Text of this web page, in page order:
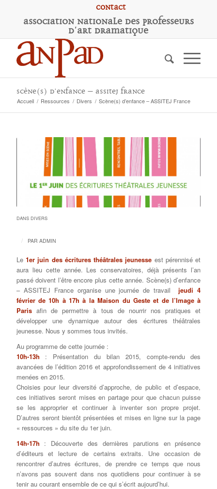
Contact
Association Nationale des Professeurs
d'Art Dramatique
Scène(s) d’enfance – ASSITEJ France
Accueil / Ressources / Divers / Scène(s) d’enfance – ASSITEJ France
DANS DIVERS
/ PAR ADMIN
Le 1er juin des écritures théâtrales jeunesse est pérennisé et
aura lieu cette année. Les conservatoires, déjà présents l’an
passé doivent l’être encore plus cette année. Scène(s) d’enfance
– ASSITEJ France organise une journée de travail jeudi 4
février de 10h à 17h à la Maison du Geste et de l’Image à
Paris afin de permettre à tous de nourrir nos pratiques et
développer une dynamique autour des écritures théâtrales
jeunesse. Nous y sommes tous invités.
Au programme de cette journée :
10h-13h : Présentation du bilan 2015, compte-rendu des
avancées de l’édition 2016 et approfondissement de 4 initiatives
menées en 2015.
Choisies pour leur diversité d’approche, de public et d’espace,
ces initiatives seront mises en partage pour que chacun puisse
se les approprier et continuer à inventer son propre projet.
D’autres seront bientôt présentées et mises en ligne sur la page
« ressources » du site du 1er juin.
14h-17h : Découverte des dernières parutions en présence
d’éditeurs et lecture de certains extraits. Une occasion de
rencontrer d’autres écritures, de prendre ce temps que nous
n’avons pas souvent dans nos quotidiens pour continuer à se
tenir au courant ensemble de ce qui s’écrit aujourd’hui.